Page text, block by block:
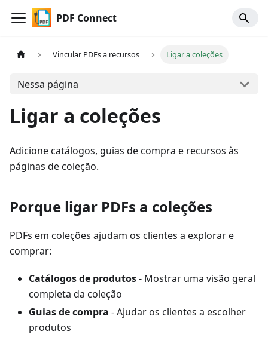
PDF Connect
Vincular PDFs a recursos Ligar a coleções
Nessa página
Ligar a coleções
Adicione catálogos, guias de compra e recursos às
páginas de coleção.
Porque ligar PDFs a coleções
PDFs em coleções ajudam os clientes a explorar e
comprar:
Catálogos de produtos- Mostrar uma visão geral
completa da coleção
Guias de compra - Ajudar os clientes a escolher
produtos